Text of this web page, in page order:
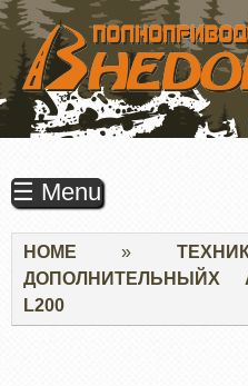
ПЕРЕЙТИ
ОСНОВНОМУ
СОДЕРЖАНИЮ
☰ Menu
Строка
навигации
HOME
ДОПОЛНИТЕЛЬНЫЙХ
L200